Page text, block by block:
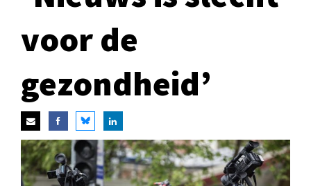
voor de
gezondheid’